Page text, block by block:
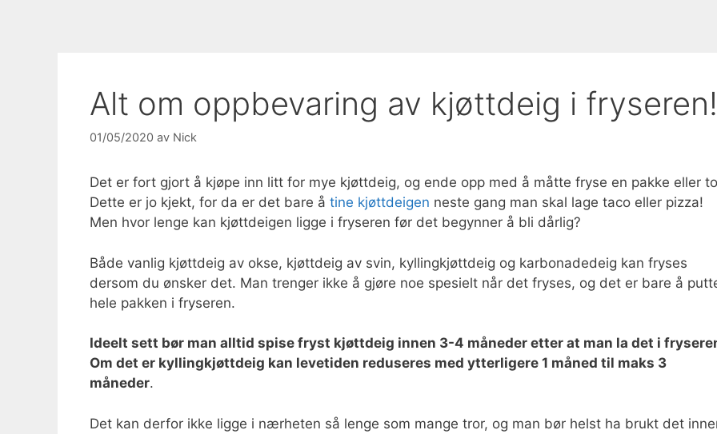
Alt om oppbevaring av kjøttdeig i fryseren!
01/05/2020 av Nick
Det er fort gjort å kjøpe inn litt for mye kjøttdeig, og ende opp med å måtte fryse en pakke eller
Dette er jo kjekt, for da er det bare å tine kjøttdeigen neste gang man skal lage taco eller pizza!
Men hvor lenge kan kjøttdeigen ligge i fryseren før det begynner å bli dårlig?
Både vanlig kjøttdeig av okse, kjøttdeig av svin, kyllingkjøttdeig og karbonadedeig kan fryses
dersom du ønsker det. Man trenger ikke å gjøre noe spesielt når det fryses, og det er bare å
hele pakken i fryseren.
Ideelt sett bør man alltid spise fryst kjøttdeig innen 3-4 måneder etter at man la det i
Om det er kyllingkjøttdeig kan levetiden reduseres med ytterligere 1 måned til maks 3
måneder.
Det kan derfor ikke ligge i nærheten så lenge som mange tror, og man bør helst ha brukt det